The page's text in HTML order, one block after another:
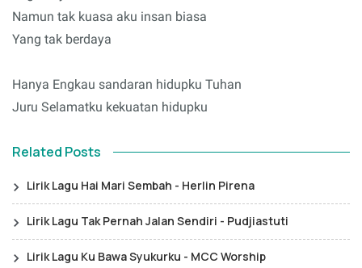
Namun tak kuasa aku insan biasa
Yang tak berdaya
Hanya Engkau sandaran hidupku Tuhan
Juru Selamatku kekuatan hidupku
Related Posts
Lirik Lagu Hai Mari Sembah - Herlin Pirena
Lirik Lagu Tak Pernah Jalan Sendiri - Pudjiastuti
Lirik Lagu Ku Bawa Syukurku - MCC Worship